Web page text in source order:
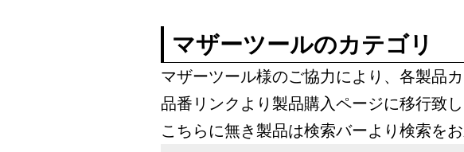
マザーツールのカテゴリ
マザーツール様のご協力により、各製品
品番リンクより製品購入ページに移行致し
こちらに無き製品は検索バーより検索をお